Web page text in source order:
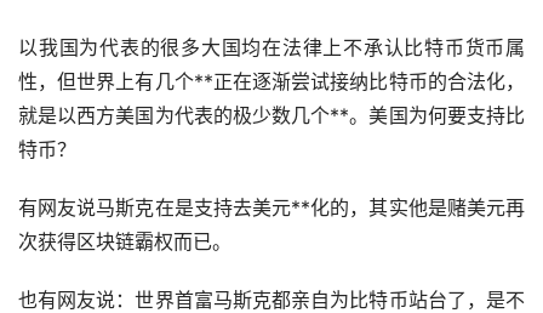
以我国为代表的很多大国均在法律上不承认比特币货币属
性，但世界上有几个**正在逐渐尝试接纳比特币的合法化，
就是以西方美国为代表的极少数几个**。美国为何要支持比
特币？
有网友说马斯克在是支持去美元**化的，其实他是赌美元再
次获得区块链霸权而已。
也有网友说：世界首富马斯克都亲自为比特币站台了，是不